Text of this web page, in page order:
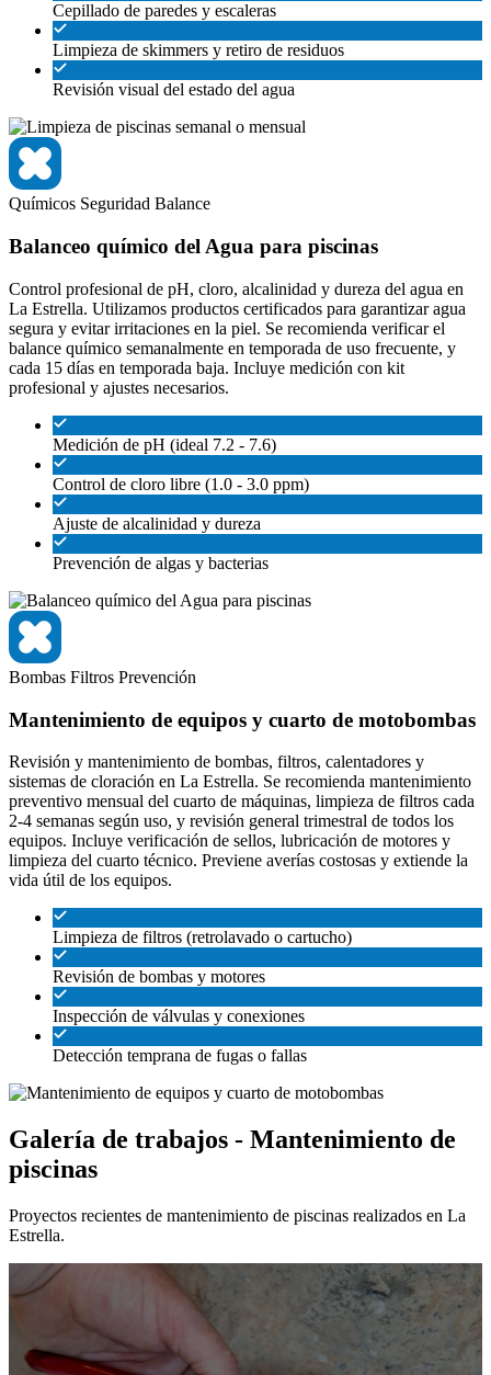
Cepillado de paredes y escaleras
Limpieza de skimmers y retiro de residuos
Revisión visual del estado del agua
Químicos Seguridad Balance
Balanceo químico del Agua para piscinas
Control profesional de pH, cloro, alcalinidad y dureza del agua en
La Estrella. Utilizamos productos certificados para garantizar agua
segura y evitar irritaciones en la piel. Se recomienda verificar el
balance químico semanalmente en temporada de uso frecuente, y
cada 15 días en temporada baja. Incluye medición con kit
profesional y ajustes necesarios.
Medición de pH (ideal 7.2 - 7.6)
Control de cloro libre (1.0 - 3.0 ppm)
Ajuste de alcalinidad y dureza
Prevención de algas y bacterias
Bombas Filtros Prevención
Mantenimiento de equipos y cuarto de motobombas
Revisión y mantenimiento de bombas, filtros, calentadores y
sistemas de cloración en La Estrella. Se recomienda mantenimiento
preventivo mensual del cuarto de máquinas, limpieza de filtros cada
2-4 semanas según uso, y revisión general trimestral de todos los
equipos. Incluye verificación de sellos, lubricación de motores y
limpieza del cuarto técnico. Previene averías costosas y extiende la
vida útil de los equipos.
Limpieza de filtros (retrolavado o cartucho)
Revisión de bombas y motores
Inspección de válvulas y conexiones
Detección temprana de fugas o fallas
Galería de trabajos - Mantenimiento de
piscinas
Proyectos recientes de mantenimiento de piscinas realizados en La
Estrella.